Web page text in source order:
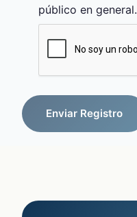
público en general.
Enviar Registro